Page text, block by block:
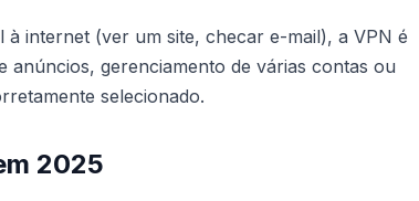
internet (ver um site, checar e-mail), a VPN é
gerenciamento de várias contas ou
selecionado.
2025